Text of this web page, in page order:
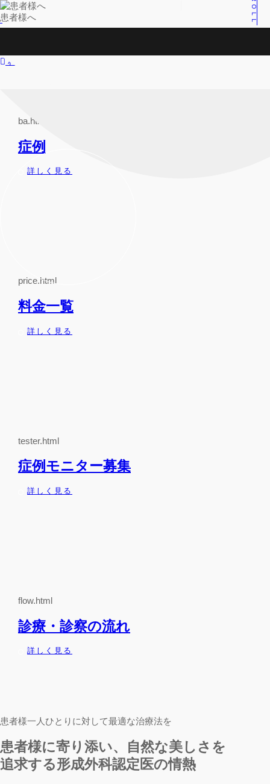
患者様へ
料金表
ba.html
症例
詳しく見る
price.html
料金一覧
詳しく見る
tester.html
症例モニター募集
詳しく見る
flow.html
診療・診察の流れ
詳しく見る
患者様一人ひとりに対して最適な治療法を
患者様に寄り添い、自然な美しさを
追求する形成外科認定医の情熱